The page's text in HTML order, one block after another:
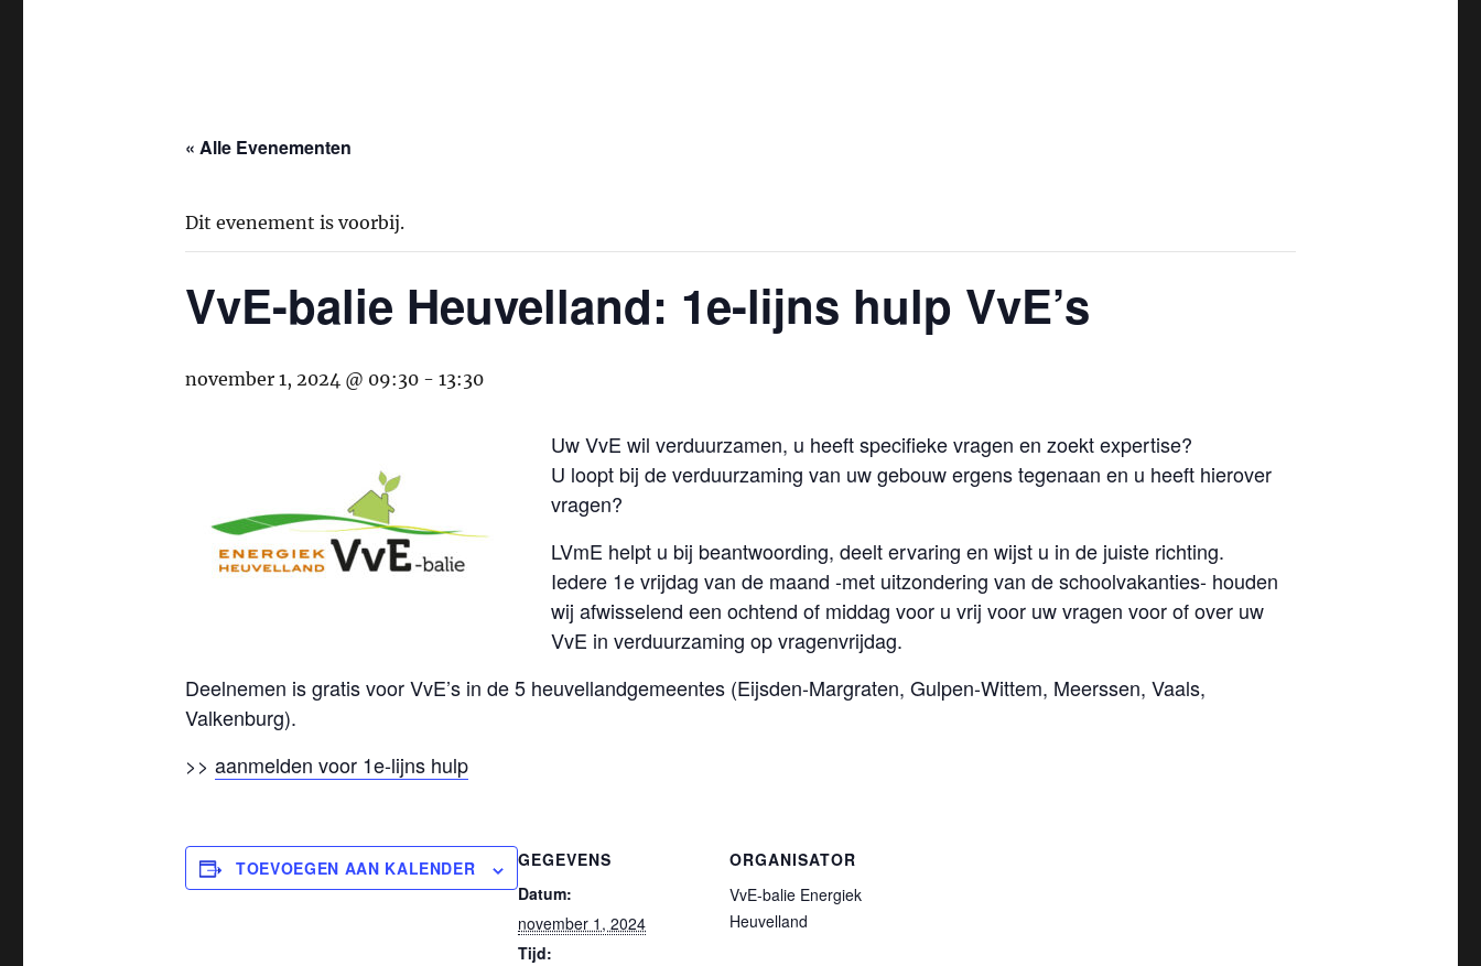
« Alle Evenementen
Dit evenement is voorbij.
VvE-balie Heuvelland: 1e-lijns hulp VvE’s
november 1, 2024 @ 09:30 - 13:30
Uw VvE wil verduurzamen, u heeft specifieke vragen en zoekt expertise?
U loopt bij de verduurzaming van uw gebouw ergens tegenaan en u heeft hierover
vragen?
LVmE helpt u bij beantwoording, deelt ervaring en wijst u in de juiste richting.
Iedere 1e vrijdag van de maand -met uitzondering van de schoolvakanties- houden
wij afwisselend een ochtend of middag voor u vrij voor uw vragen voor of over uw
VvE in verduurzaming op vragenvrijdag.
Deelnemen is gratis voor VvE’s in de 5 heuvellandgemeentes (Eijsden-Margraten, Gulpen-Wittem, Meerssen, Vaals,
Valkenburg).
>> aanmelden voor 1e-lijns hulp
TOEVOEGEN AAN KALENDER
GEGEVENS
Datum:
november 1, 2024
Tijd:
ORGANISATOR
VvE-balie Energiek
Heuvelland